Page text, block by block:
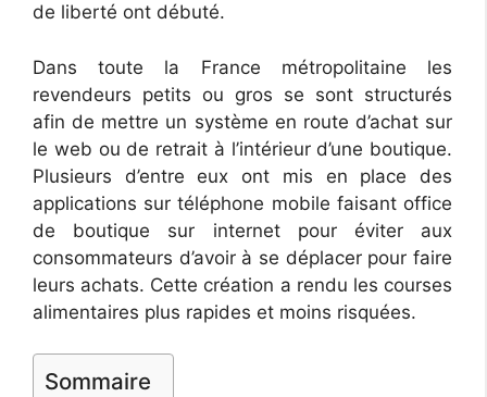
de liberté ont débuté.
Dans toute la France métropolitaine les
revendeurs petits ou gros se sont structurés
afin de mettre un système en route d’achat sur
le web ou de retrait à l’intérieur d’une boutique.
Plusieurs d’entre eux ont mis en place des
applications sur téléphone mobile faisant office
de boutique sur internet pour éviter aux
consommateurs d’avoir à se déplacer pour faire
leurs achats. Cette création a rendu les courses
alimentaires plus rapides et moins risquées.
Sommaire